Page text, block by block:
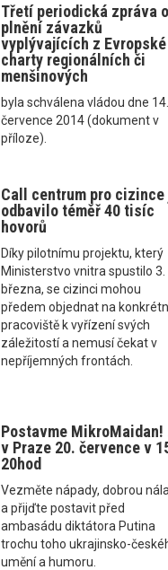
Třetí periodická zpráva o
plnění závazků
vyplývajících z Evropské
charty regionálních či
menšinových
byla schválena vládou dne 14.
července 2014 (dokument v
příloze).
Call centrum pro cizince
odbavilo téměř 40 tisíc
hovorů
Díky pilotnímu projektu, který
Ministerstvo vnitra spustilo 3.
března, se cizinci mohou
předem objednat na
pracoviště k vyřízení svých
záležitostí a nemusí čekat v
nepříjemných frontách.
Postavme MikroMaidan!
v Praze 20. července v
20hod
Vezměte nápady, dobrou
a přijďte postavit před
ambasádu diktátora Putina
trochu toho ukrajinsko-
umění a humoru.